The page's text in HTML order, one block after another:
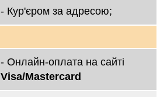
- Кур'єром за адресою;
- Онлайн-оплата на сайті
Visa/Mastercard